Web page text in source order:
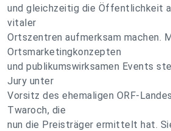
und gleichzeitig die Öffentlichkeit
vitaler
Ortszentren aufmerksam machen.
Ortsmarketingkonzepten
und publikumswirksamen Events
Jury unter
Vorsitz des ehemaligen ORF-
Twaroch, die
nun die Preisträger ermittelt hat.